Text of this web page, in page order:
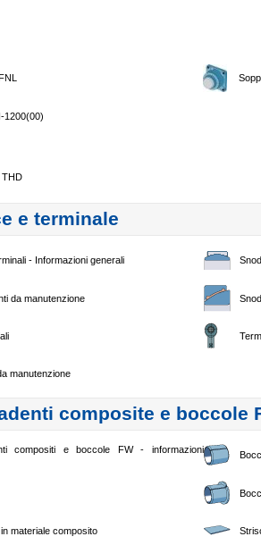
1200(00)
THD
e terminale
- Informazioni generali
da manutenzione
manutenzione
composite e boccole
compositi e boccole FW - informazioni
materiale composito